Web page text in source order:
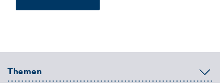
Themen